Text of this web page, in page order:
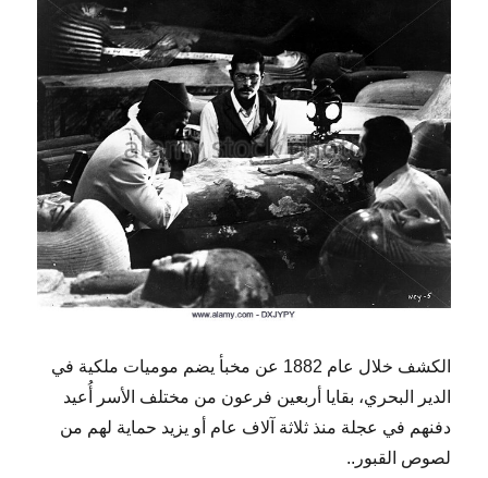
الكشف خلال عام 1882 عن مخبأ يضم موميات ملكية في
الدير البحري، بقايا أربعين فرعون من مختلف الأسر أُعيد
دفنهم في عجلة منذ ثلاثة آلاف عام أو يزيد حماية لهم من
لصوص القبور..